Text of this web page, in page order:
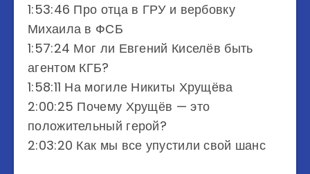
1:53:46 Про отца в ГРУ и вербовку
Михаила в ФСБ
1:57:24 Мог ли Евгений Киселёв быть
агентом КГБ?
1:58:11 На могиле Никиты Хрущёва
2:00:25 Почему Хрущёв — это
положительный герой?
2:03:20 Как мы все упустили свой шанс